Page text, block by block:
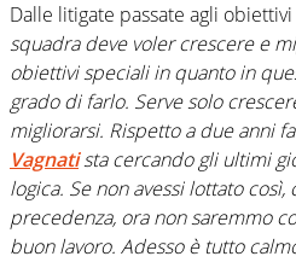
Dalle litigate passate agli
squadra deve voler crescere e
obiettivi speciali in quanto in
grado di farlo. Serve solo
migliorarsi. Rispetto a due anni
Vagnatista cercando gli ultimi
logica. Se non avessi lottato
precedenza, ora non saremmo
buon lavoro. Adesso è tutto